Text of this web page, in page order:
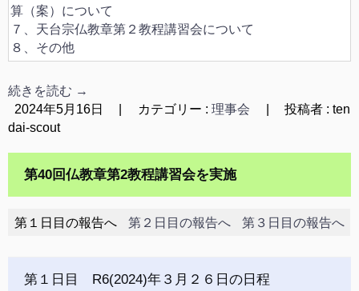
算（案）について
７、天台宗仏教章第２教程講習会について
８、その他
続きを読む →
2024年5月16日
カテゴリー : 理事会
投稿者 : ten
dai-scout
第40回仏教章第2教程講習会を実施
第１日目の報告へ 第２日目の報告へ 第３日目の報告へ
第１日目 R6(2024)年３月２６日の日程